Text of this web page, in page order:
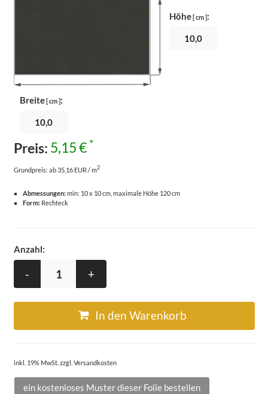
Breite[ cm ]:
Höhe[ cm ]:
Preis: 5,15 € *
Grundpreis: ab 35,16 EUR / m2
Abmessungen:min: 10 x 10 cm, maximale Höhe 120 cm
Form:Rechteck
Anzahl:
- +
In den Warenkorb
inkl. 19% MwSt. zzgl. Versandkosten
ein kostenloses Muster dieser Folie bestellen